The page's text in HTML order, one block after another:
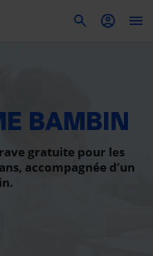
BAMBIN
gratuite pour les
accompagnée d’un